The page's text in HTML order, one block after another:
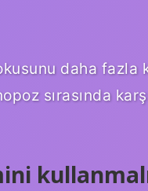
daha
sırasında